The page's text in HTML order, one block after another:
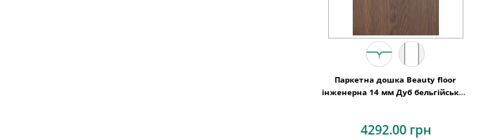
Паркетна дошка Beauty floor
інженерна 14 мм Дуб бельгійський
4292.00 грн